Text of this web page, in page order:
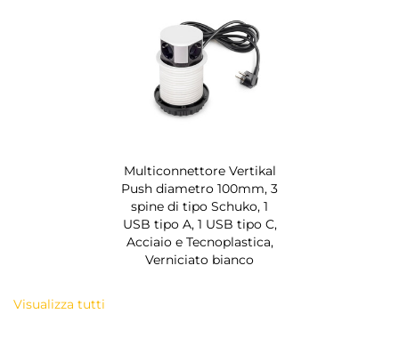
Multiconnettore Vertikal
Push diametro 100mm, 3
spine di tipo Schuko, 1
USB tipo A, 1 USB tipo C,
Acciaio e Tecnoplastica,
Verniciato bianco
Visualizza tutti